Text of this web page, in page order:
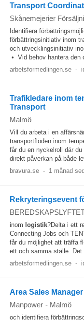
Transport
Skånemejerier
Identifiera
förbättringsinitiativ inom
och utvecklingsinitiativ
• Vid behov hantera den
arbetsformedlingen.se -
Trafikledare inom
Transport
Malmö
Vill du arbeta i en
transportflöden inom
får du en nyckelroll där
direkt påverkan på både
bravura.se - 1 månad
Rekryteringsevent
inom logistik?Delta i ett
Connecting Jobs och
får du möjlighet att träffa
ett och samma ställe.
arbetsformedlingen.se -
Area Sales
Manpower - Malmö
och identifiera